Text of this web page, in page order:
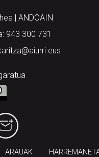
| ANDOAIN
943 300 731
ARAUAK